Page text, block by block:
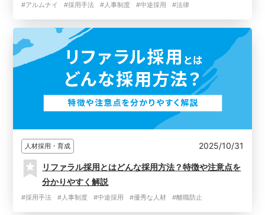
#アルムナイ #採用手法 #人事制度 #中途採用 #法律
人材採用・育成 2025/10/31
リファラル採用とはどんな採用方法？特徴や注意点を
分かりやすく解説
#採用手法 #人事制度 #中途採用 #優秀な人材 #離職防止